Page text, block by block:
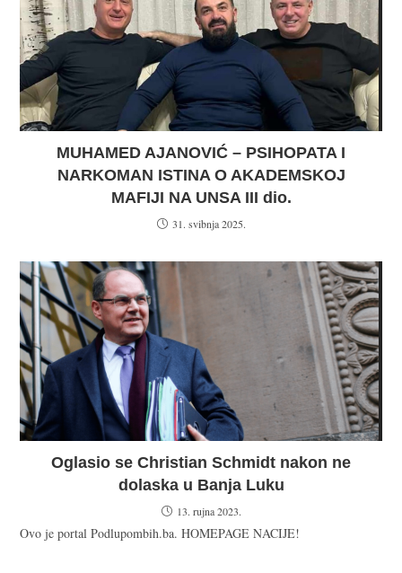
MUHAMED AJANOVIĆ – PSIHOPATA I
NARKOMAN ISTINA O AKADEMSKOJ
MAFIJI NA UNSA III dio.
31. svibnja 2025.
Oglasio se Christian Schmidt nakon ne
dolaska u Banja Luku
13. rujna 2023.
Ovo je portal Podlupombih.ba. HOMEPAGE NACIJE!